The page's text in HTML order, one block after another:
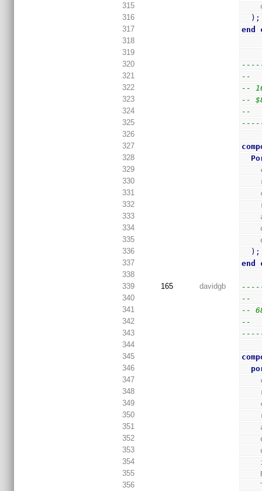
315
316
) ;
317
end
318
319
320
321
--
322
--
323
--
324
--
325
326
327
328
329
330
331
332
333
334
335
336
) ;
337
end
338
339
165 davidgb
340
--
341
--
342
--
343
344
345
346
347
348
349
350
351
352
353
354
355
356